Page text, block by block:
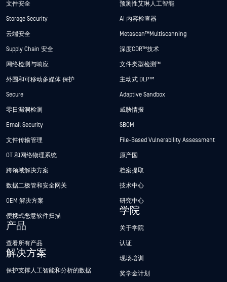
文件安全
Storage Security
云端安全
Supply Chain 安全
网络检测与响应
外围和可移动多媒体 保护
Secure
零日漏洞检测
Email Security
文件传输管理
OT 和网络物理系统
跨领域解决方案
数据二极管和安全网关
OEM 解决方案
便携式恶意软件扫描
产品
查看所有产品
解决方案
保护支撑人工智能和分析的数据
预测性艾琳人工智能
AI 内容检查器
Metascan™ Multiscanning
深度CDR™技术
文件类型检测™
主动式 DLP™
Adaptive Sandbox
威胁情报
SBOM
File-Based Vulnerability Assessment
原产国
档案提取
技术中心
研究中心
学院
关于学院
认证
现场培训
奖学金计划